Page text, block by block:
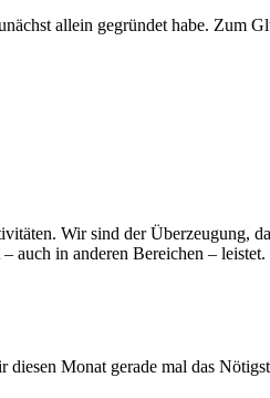
allein gegründet habe. Zum
Wir sind der Überzeugung,
auch in anderen Bereichen – leistet.
Monat gerade mal das